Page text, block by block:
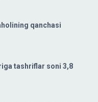
qanchasi
tashriflar soni 3,8